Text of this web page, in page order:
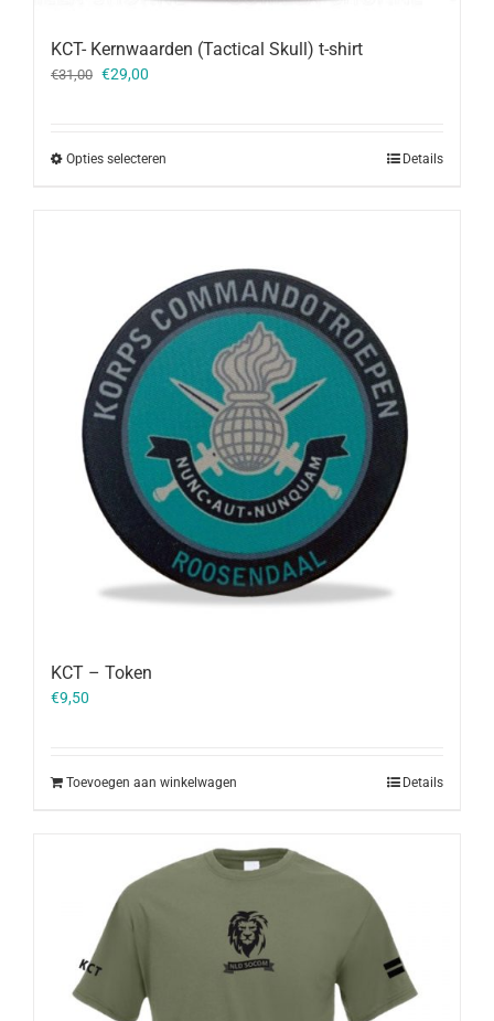
KCT- Kernwaarden (Tactical Skull) t-shirt
€31,00 Oorspronkelijke
€29,00
Opties selecteren Details
KCT – Token
€9,50
Toevoegen aan winkelwagen Details